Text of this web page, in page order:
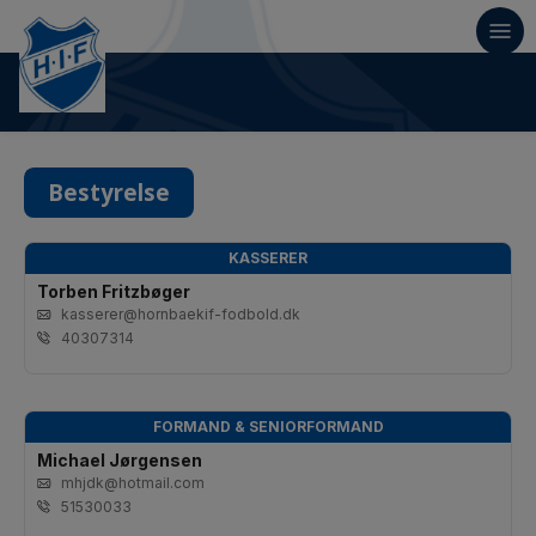
Bestyrelse
KASSERER
Torben Fritzbøger
kasserer@hornbaekif-fodbold.dk
40307314
FORMAND & SENIORFORMAND
Michael Jørgensen
mhjdk@hotmail.com
51530033